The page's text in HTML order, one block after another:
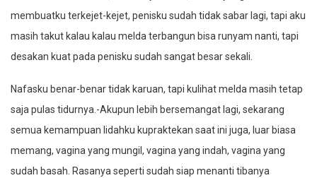
membuatku terkejet-kejet, penisku sudah tidak sabar lagi, tapi aku
masih takut kalau kalau melda terbangun bisa runyam nanti, tapi
desakan kuat pada penisku sudah sangat besar sekali.
Nafasku benar-benar tidak karuan, tapi kulihat melda masih tetap
saja pulas tidurnya.-Akupun lebih bersemangat lagi, sekarang
semua kemampuan lidahku kupraktekan saat ini juga, luar biasa
memang, vagina yang mungil, vagina yang indah, vagina yang
sudah basah. Rasanya seperti sudah siap menanti tibanya